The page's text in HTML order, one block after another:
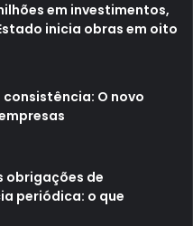
em investimentos,
inicia obras em oito
consistência: O novo
obrigações de
periódica: o que